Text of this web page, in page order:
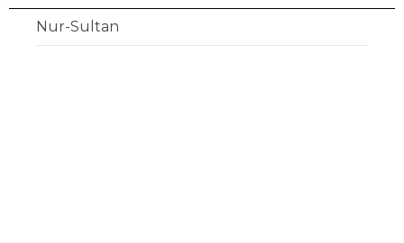
Nur-Sultan